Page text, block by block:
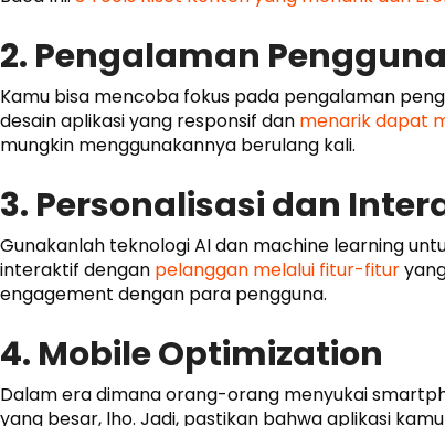
2. Pengalaman Pengguna
Kamu bisa mencoba fokus pada pengalaman
desain aplikasi yang responsif dan menarik dapat
mungkin menggunakannya berulang kali.
3. Personalisasi dan
Gunakanlah teknologi AI dan machine learning
interaktif dengan pelanggan melalui fitur-fitur
engagement dengan para pengguna.
4. Mobile Optimization
Dalam era dimana orang-orang menyukai
yang besar, lho. Jadi, pastikan bahwa aplikasi